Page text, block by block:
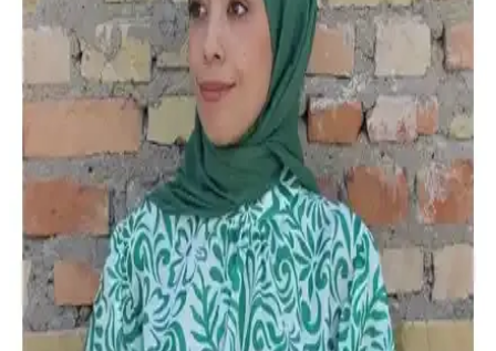
Armine Sport Eşarp 7409P-04 Tivil: Modern
Tasarım ve Yüksek Kalite Standartlarıyla Şıklık
Armine Sport Eşarp 7409P-04 Tivil, yüksek kaliteli polyester ve
modern tasarımıyla günlük şıklık ve kullanım kolaylığı sunar.
Dayanıklı ve bakım kolay eşarp, stilinizi tamamlar.
Naz İpek Flamlı Pamuklu Yazma Eşarp Paketleri
Karşılaştırması ve Özellikleri
Naz İpek flamlı pamuklu yazma eşarp paketleri, çeşitli renk ve
modellerle günlük ve özel kullanımlar için ideal. Hafif, nefes alabilir
ve şık tasarımlarıyla tercih ediliyor.
Fresco Scarfs Medine İpeği Eşarp Vizon Renkli Şık
ve Konforlu Tesettür Aksesuarı